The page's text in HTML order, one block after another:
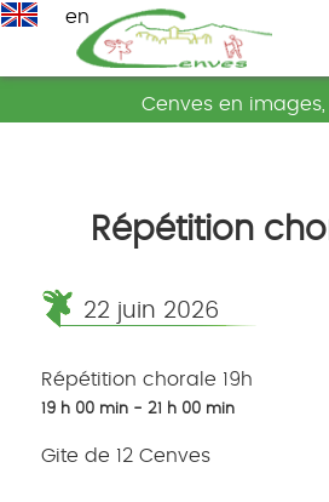
en
CenvesCenves en images,
Répétition
22 juin 2026
Répétition chorale 19h
19 h 00 min - 21 h 00 min
Gite de 12 Cenves